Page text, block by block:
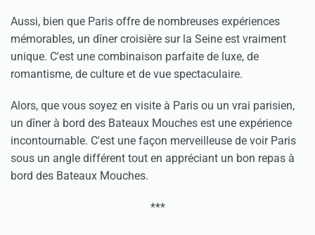
Aussi, bien que Paris offre de nombreuses expériences
mémorables, un dîner croisière sur la Seine est vraiment
unique. C'est une combinaison parfaite de luxe, de
romantisme, de culture et de vue spectaculaire.
Alors, que vous soyez en visite à Paris ou un vrai parisien,
un dîner à bord des Bateaux Mouches est une expérience
incontournable. C'est une façon merveilleuse de voir Paris
sous un angle différent tout en appréciant un bon repas à
bord des Bateaux Mouches.
***